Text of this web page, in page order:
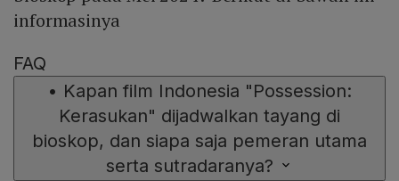
informasinya
FAQ
• Kapan film Indonesia "Possession:
Kerasukan" dijadwalkan tayang di
bioskop, dan siapa saja pemeran utama
serta sutradaranya?